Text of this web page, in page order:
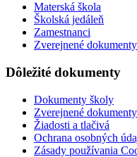
Materská škola
Školská jedáleň
Zamestnanci
Zverejnené dokumenty
Dôležité dokumenty
Dokumenty školy
Zverejnené dokumenty
Žiadosti a tlačivá
Ochrana osobných
Zásady používania